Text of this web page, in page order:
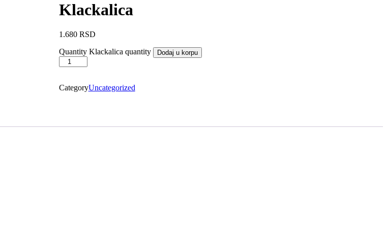
Klackalica
1.680 RSD
Quantity Klackalica quantity Dodaj u korpu
CategoryUncategorized